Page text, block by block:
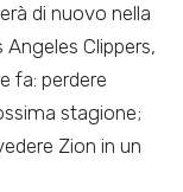
di nuovo nella
Clippers,
fa: perdere
stagione;
Zion in un